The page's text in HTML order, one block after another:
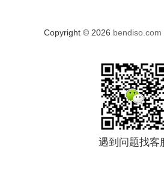
Copyright © 2026 bendiso.com
遇到问题找客